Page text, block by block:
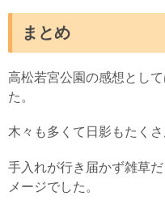
まとめ
高松若宮公園の感想とし
た。
木々も多くて日影もたくさ
手入れが行き届かず雑草
メージでした。